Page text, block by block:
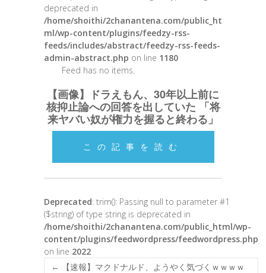
deprecated in
/home/shoithi/2chanantena.com/public_ht
ml/wp-content/plugins/feedzy-rss-
feeds/includes/abstract/feedzy-rss-feeds-
admin-abstract.php on line 1180
Feed has no items.
【画像】ドラえもん、30年以上前に
核抑止論への回答を出していた 「将
来ヤバい奴が権力を握ると終わる」
この記事を読む
Deprecated: trim(): Passing null to parameter #1
($string) of type string is deprecated in
/home/shoithi/2chanantena.com/public_html/wp-
content/plugins/feedwordpress/feedwordpress.php
on line 2022
←
【速報】マクドナルド、ようやく気づくｗｗｗｗ